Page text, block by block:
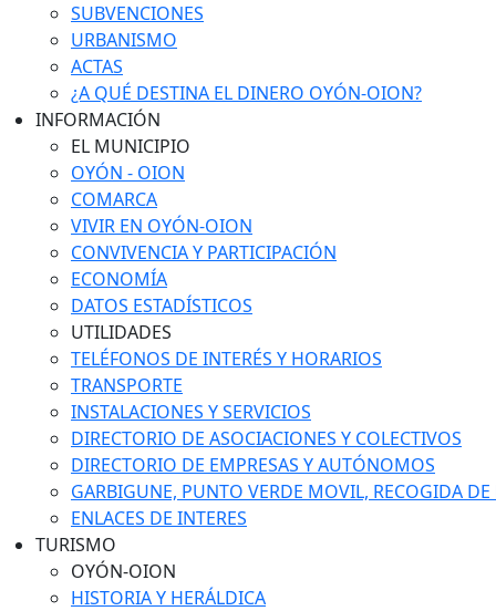
SUBVENCIONES
URBANISMO
ACTAS
¿A QUÉ DESTINA EL DINERO OYÓN-OION?
INFORMACIÓN
EL MUNICIPIO
OYÓN - OION
COMARCA
VIVIR EN OYÓN-OION
CONVIVENCIA Y PARTICIPACIÓN
ECONOMÍA
DATOS ESTADÍSTICOS
UTILIDADES
TELÉFONOS DE INTERÉS Y HORARIOS
TRANSPORTE
INSTALACIONES Y SERVICIOS
DIRECTORIO DE ASOCIACIONES Y COLECTIVOS
DIRECTORIO DE EMPRESAS Y AUTÓNOMOS
GARBIGUNE, PUNTO VERDE MOVIL, RECOGIDA DE
ENLACES DE INTERES
TURISMO
OYÓN-OION
HISTORIA Y HERÁLDICA